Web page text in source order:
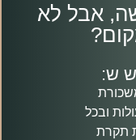
אבל לא
ש:
ובכל
תקרת